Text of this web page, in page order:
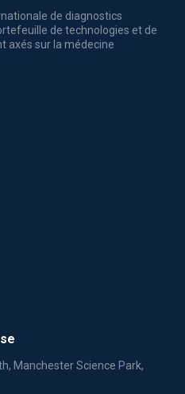
de diagnostics
de technologies et de
axés sur la médecine
Manchester Science Park,